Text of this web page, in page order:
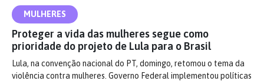
MULHERES
Proteger a vida das mulheres segue como
prioridade do projeto de Lula para o Brasil
Lula, na convenção nacional do PT, domingo, retomou o tema da
violência contra mulheres. Governo Federal implementou políticas